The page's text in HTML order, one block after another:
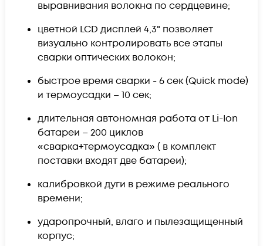
выравнивания волокна по сердцевине;
цветной LCD дисплей 4,3" позволяет
визуально контролировать все этапы
сварки оптических волокон;
быстрое время сварки - 6 сек (Quick mode)
и термоусадки – 10 сек;
длительная автономная работа от Li-Ion
батареи – 200 циклов
«сварка+термоусадка» ( в комплект
поставки входят две батареи);
калибровкой дуги в режиме реального
времени;
ударопрочный, влаго и пылезащищенный
корпус;